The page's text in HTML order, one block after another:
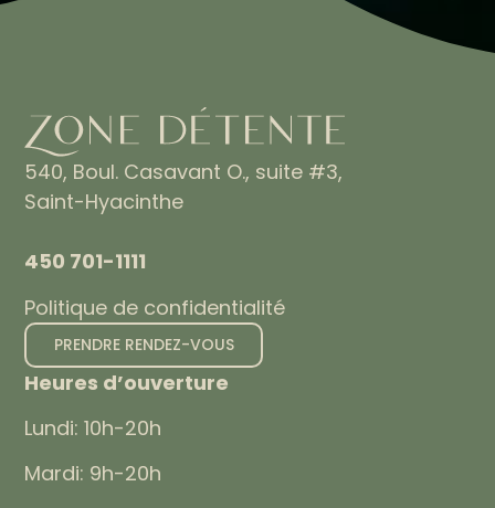
540, Boul. Casavant O., suite #3,
Saint-Hyacinthe
450 701-1111
Politique de confidentialité
PRENDRE RENDEZ-VOUS
Heures d’ouverture
Lundi: 10h-20h
Mardi: 9h-20h